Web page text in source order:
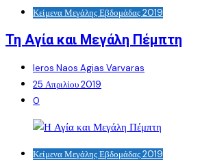
Κείμενα Μεγάλης Εβδομάδας 2019
Τη Αγία και Μεγάλη Πέμπτη
Ieros Naos Agias Varvaras
25 Απριλίου 2019
0
Κείμενα Μεγάλης Εβδομάδας 2019